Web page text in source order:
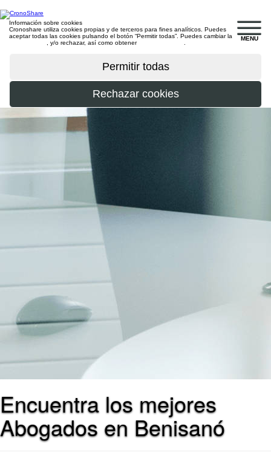
MENU
Información sobre cookies
Cronoshare utiliza cookies propias y de terceros para fines analíticos. Puedes
aceptar todas las cookies pulsando el botón “Permitir todas”. Puedes cambiar la
, y/o rechazar, así como obtener
Encuentra los mejores
Abogados en Benisanó